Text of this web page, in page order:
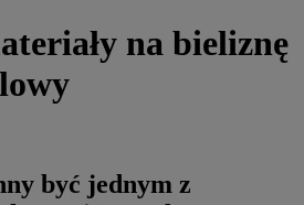
na bieliznę
być jednym z